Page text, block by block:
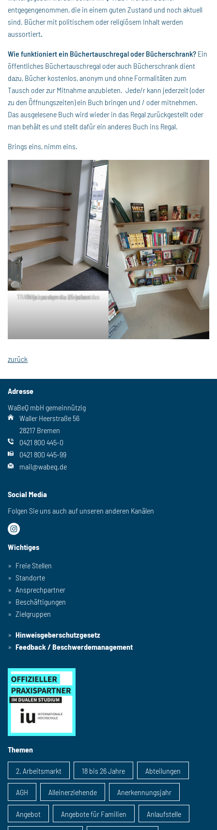
entgegengenommen, die in einem guten Zustand und noch aktuell
sind. Bücher mit politischem oder religiösem Inhalt werden
aussortiert.
Wie funktioniert ein Büchertauschregal oder Bücherschrank? Ein
öffentliches Büchertauschregal oder auch Bücherschrank dient
dazu, Bücher kostenlos, anonym und ohne Formalitäten zum
Tausch oder zur Mitnahme anzubieten. Jede/r kann jederzeit (oder
zu den Öffnungszeiten) ein Buch bringen und / oder mitnehmen.
Das ausgelesene Buch wird wieder in das Regal zurückgestellt oder
man behält es und stellt dafür ein anderes Buch ins Regal.
Brings eins, nimm eins.
TRAINYs aus dem Ku 25 haben das Regal passgenau eingebaut
zurück
Adresse
WaBeQ mbH gemeinnützig
Waller Heerstraße 56
28217 Bremen
0421 800 445-0
0421 800 445-99
mail@wabeq.de
Social Media
Folgen Sie uns auch auf unseren anderen Kanälen
Wichtiges
Freie Stellen
Standorte
Ansprechpartner
Beschäftigungen
Zielgruppen
Hinweisgeberschutzgesetz
Feedback / Beschwerdemanagement
Themen
2. Arbeitsmarkt 18 bis 26 Jahre Abteilungen
AGH Alleinerziehende Anerkennungsjahr
Angebot Angebote für Familien Anlaufstelle